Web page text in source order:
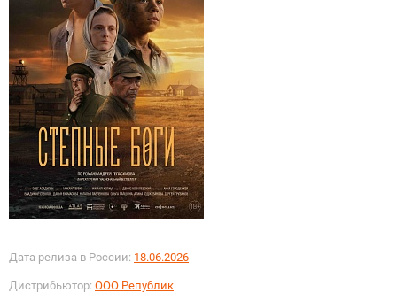
Дата релиза в России: 18.06.2026
Дистрибьютор: ООО Републик